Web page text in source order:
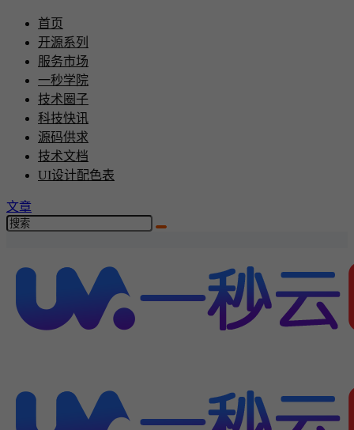
首页
开源系列
服务市场
一秒学院
技术圈子
科技快讯
源码供求
技术文档
UI设计配色表
文章